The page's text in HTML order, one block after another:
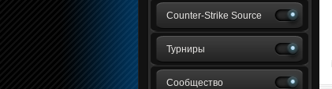
Counter-Strike Source
Турниры
Сообщество